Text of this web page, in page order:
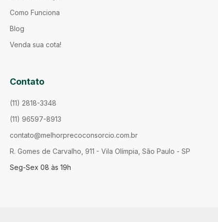
Como Funciona
Blog
Venda sua cota!
Contato
(11) 2818-3348
(11) 96597-8913
contato@melhorprecoconsorcio.com.br
R. Gomes de Carvalho, 911 - Vila Olímpia, São Paulo - SP
Seg-Sex 08 às 19h